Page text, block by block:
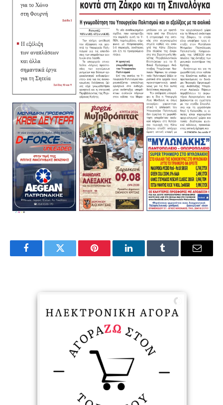
FacebookTwitter Pinterest LinkedInTumblr Email